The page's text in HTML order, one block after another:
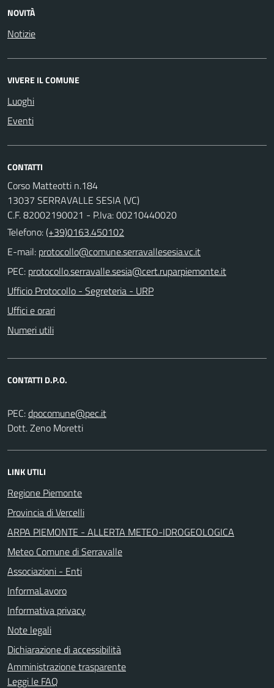
NOVITÀ
Notizie
VIVERE IL COMUNE
Luoghi
Eventi
CONTATTI
Corso Matteotti n.184
13037 SERRAVALLE SESIA (VC)
C.F. 82002190021 - P.Iva: 00210440020
Telefono:(+39)0163.450102
E-mail:
PEC:
Ufficio Protocollo - Segreteria - URP
Uffici e orari
Numeri utili
CONTATTI D.P.O.
PEC:
Dott. Zeno Moretti
LINK UTILI
Regione Piemonte
Provincia di Vercelli
ARPA PIEMONTE - ALLERTA METEO-IDROGEOLOGICA
Meteo Comune di Serravalle
Associazioni - Enti
InformaLavoro
Informativa privacy
Note legali
Dichiarazione di accessibilità
Amministrazione trasparente
Leggi le FAQ